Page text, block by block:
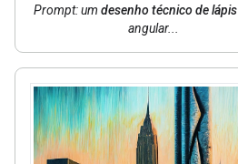
Prompt: um desenho técnico de lápis
angular...